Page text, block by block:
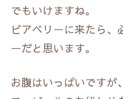
でもいけますね。
ビアベリーに来たら、
ーだと思います。
お腹はいっぱいです